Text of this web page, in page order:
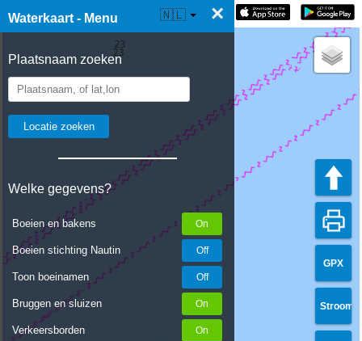
Waterkaart - Menu ×
Plaatsnaam zoeken
Welke gegevens?
Boeien en bakens
Boeien stichting Nautin
Toon boeinamen
Bruggen en sluizen
Verkeersborden
☰ Waterkaart Live 🇳🇱
GPX
Stroom